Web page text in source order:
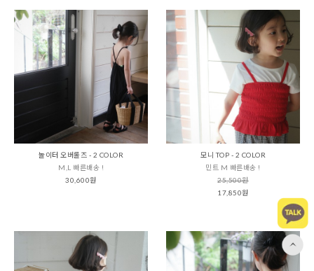
놀이터 오버롤즈 - 2 COLOR
M,L 빠른배송 !
30,600원
모니 TOP - 2 COLOR
민트 M 빠른배송 !
25,500원
17,850원